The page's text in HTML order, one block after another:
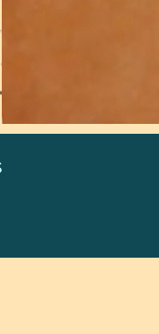
site en transmettant
d'assistance